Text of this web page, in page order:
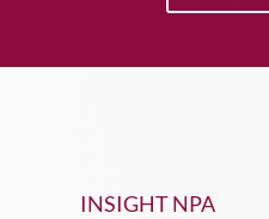
INSIGHT NPA